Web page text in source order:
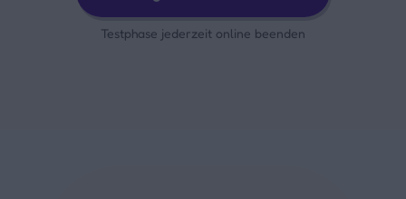
Testphase jederzeit online beenden